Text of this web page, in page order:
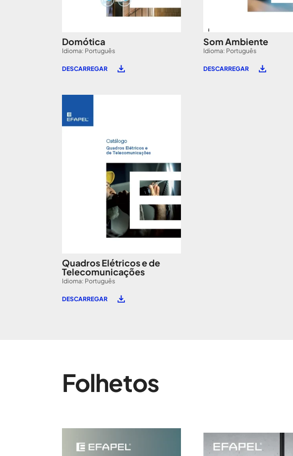
Domótica
Idioma: Português
DESCARREGAR
Som Ambiente
Idioma: Português
DESCARREGAR
Quadros Elétricos e de
Telecomunicações
Idioma: Português
DESCARREGAR
Folhetos